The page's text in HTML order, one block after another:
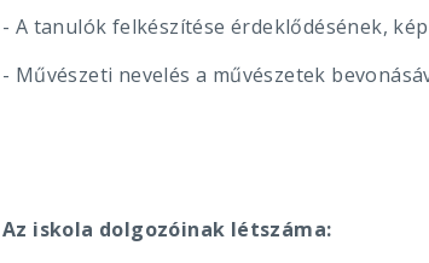
- A tanulók felkészítése érdeklődésének,
- Művészeti nevelés a művészetek
Az iskola dolgozóinak létszáma: